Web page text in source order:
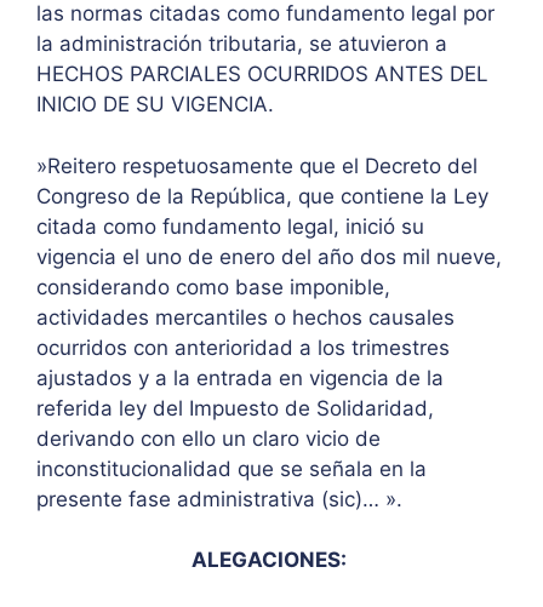
las normas citadas como fundamento legal por
la administración tributaria, se atuvieron a
HECHOS PARCIALES OCURRIDOS ANTES DEL
INICIO DE SU VIGENCIA.
»Reitero respetuosamente que el Decreto del
Congreso de la República, que contiene la Ley
citada como fundamento legal, inició su
vigencia el uno de enero del año dos mil nueve,
considerando como base imponible,
actividades mercantiles o hechos causales
ocurridos con anterioridad a los trimestres
ajustados y a la entrada en vigencia de la
referida ley del Impuesto de Solidaridad,
derivando con ello un claro vicio de
inconstitucionalidad que se señala en la
presente fase administrativa (sic)… ».
ALEGACIONES: